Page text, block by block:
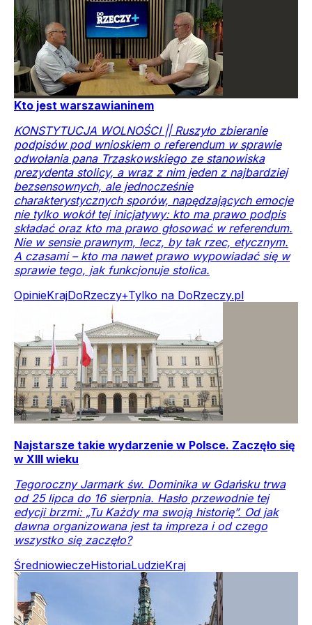
Kto jest warszawianinem
KONSTYTUCJA WOLNOŚCI || Ruszyło zbieranie
podpisów pod wnioskiem o referendum w sprawie
odwołania pana Trzaskowskiego ze stanowiska
prezydenta stolicy, a wraz z nim jeden z najbardziej
bezsensownych, ale jednocześnie
charakterystycznych sporów, napędzających emocje
nie tylko wokół tej inicjatywy: kto ma prawo podpis
składać oraz kto ma prawo głosować w referendum.
Nie w sensie prawnym, lecz, by tak rzec, etycznym.
A czasami – kto ma nawet prawo wypowiadać się w
sprawie tego, jak funkcjonuje stolica.
OpinieKrajDoRzeczy+Tylko na DoRzeczy.pl
Najstarsze takie wydarzenie w Polsce. Zaczęło się
w XIII wieku
Tegoroczny Jarmark św. Dominika w Gdańsku trwa
od 25 lipca do 16 sierpnia. Hasło przewodnie tej
edycji brzmi: „Tu Każdy ma swoją historię”. Od jak
dawna organizowana jest ta impreza i od czego
wszystko się zaczęło?
ŚredniowieczeHistoriaLudzieKraj